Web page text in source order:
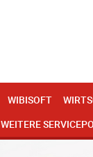
WIBISOFT
WEITERE